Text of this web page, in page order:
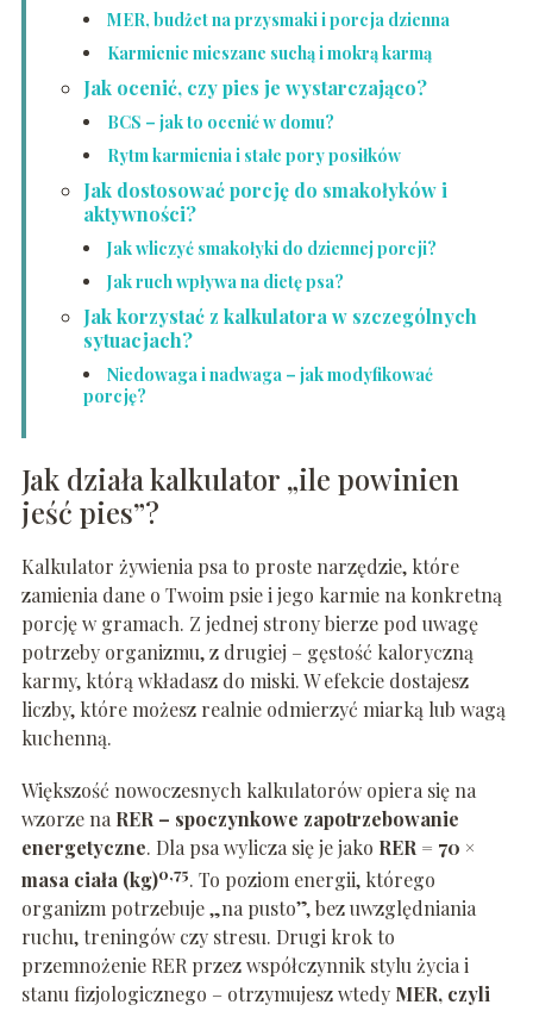
MER, budżet na przysmaki i porcja dzienna
Karmienie mieszane suchą i mokrą karmą
Jak ocenić, czy pies je wystarczająco?
BCS – jak to ocenić w domu?
Rytm karmienia i stałe pory posiłków
Jak dostosować porcję do smakołyków i
aktywności?
Jak wliczyć smakołyki do dziennej porcji?
Jak ruch wpływa na dietę psa?
Jak korzystać z kalkulatora w szczególnych
sytuacjach?
Niedowaga i nadwaga – jak modyfikować
porcję?
Jak działa kalkulator „ile powinien
jeść pies”?
Kalkulator żywienia psa to proste narzędzie, które
zamienia dane o Twoim psie i jego karmie na konkretną
porcję w gramach. Z jednej strony bierze pod uwagę
potrzeby organizmu, z drugiej – gęstość kaloryczną
karmy, którą wkładasz do miski. W efekcie dostajesz
liczby, które możesz realnie odmierzyć miarką lub wagą
kuchenną.
Większość nowoczesnych kalkulatorów opiera się na
wzorze na RER – spoczynkowe zapotrzebowanie
energetyczne. Dla psa wylicza się je jako RER = 70 ×
masa ciała (kg)0,75. To poziom energii, którego
organizm potrzebuje „na pusto”, bez uwzględniania
ruchu, treningów czy stresu. Drugi krok to
przemnożenie RER przez współczynnik stylu życia i
stanu fizjologicznego – otrzymujesz wtedy MER, czyli